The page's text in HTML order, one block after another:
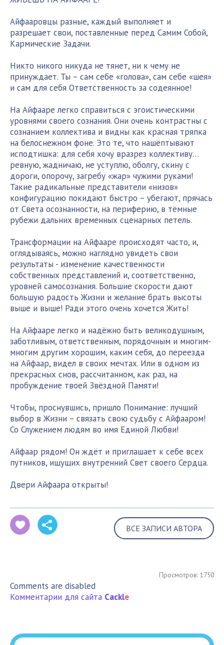
Айфааровцы разные, каждый выполняет и
разрешает свои, поставленные перед Самим Собой,
Кармические Задачи.
Никто никого никуда не тянет, ни к чему не
принуждает. Ты – сам себе «голова», сам себе «шея»
и сам для себя Ответственность за содеянное!
На Айфааре легко справиться с эгоистическими
уровнями своего сознания. Они очень контрастны с
сознанием коллектива и видны как красная тряпка
на белоснежном фоне. Это те, что нашёптывают
исподтишка: для себя хочу вразрез коллективу…
ревную, жадничаю, не уступлю, оболгу, скину с
дороги, опорочу, загребу «жар» чужими руками!
Такие радикальные представители «низов»
конфигурацию покидают быстро – убегают, прячась
от Света осознанности, на периферию, в тёмные
рубежи дальних временных сценарных петель.
Трансформации на Айфааре происходят часто, и,
оглядываясь, можно наглядно увидеть свои
результаты - изменение качественности
собственных представлений и, соответственно,
уровней самосознания. Большие скорости дают
большую радость Жизни и желание брать высоты
выше и выше! Ради этого очень хочется Жить!
На Айфааре легко и надёжно быть великодушным,
заботливым, ответственным, порядочным и многим-
многим другим хорошим, каким себя, до переезда
на Айфаар, видел в своих мечтах. Или в одном из
прекрасных снов, рассчитанном, как раз, на
пробуждение твоей Звёздной Памяти!
Чтобы, проснувшись, пришло Понимание: лучший
выбор в Жизни – связать свою судьбу с Айфааром!
Со Служением людям во имя Единой Любви!
Айфаар рядом! Он ждёт и приглашает к себе всех
путников, ищущих внутренний Свет своего Сердца.
Двери Айфаара открыты!
ВСЕ ЗАПИСИ АВТОРА
Просмотров: 1750
Comments are disabled
Комментарии для сайта Cackle